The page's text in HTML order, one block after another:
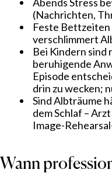
(Nachrichten,
Feste Bettzeiten
verschlimmert
Bei Kindern sind
beruhigende
Episode
drin zu wecken;
Sind Albträume
dem Schlaf –
Image-
Wann